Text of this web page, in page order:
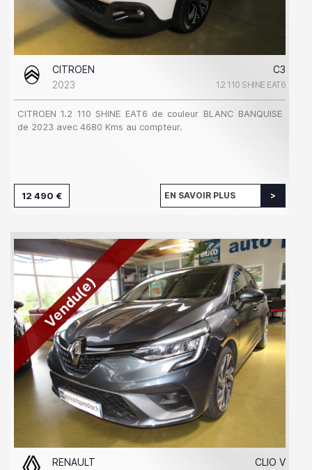
CITROEN
C3
2023
1.2 110 SHINE EAT6
CITROEN 1.2 110 SHINE EAT6 de couleur BLANC BANQUISE
de 2023 avec 4680 Kms au compteur.
12 490 € EN SAVOIR PLUS
Vendu(e)
RENAULT CLIO V